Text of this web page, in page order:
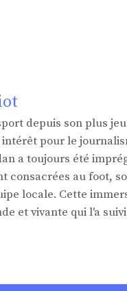
depuis son plus
pour le
a toujours été
consacrées au foot,
locale. Cette
et vivante qui l'a